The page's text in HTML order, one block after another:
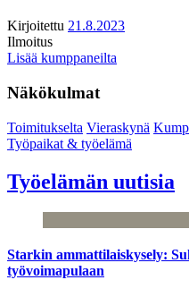
Kirjoitettu 21.8.2023
Ilmoitus
Lisää kumppaneilta
Näkökulmat
Toimitukselta Vieraskynä
Työpaikat & työelämä
Työelämän uutisia
Starkin ammattilaiskysely:
työvoimapulaan